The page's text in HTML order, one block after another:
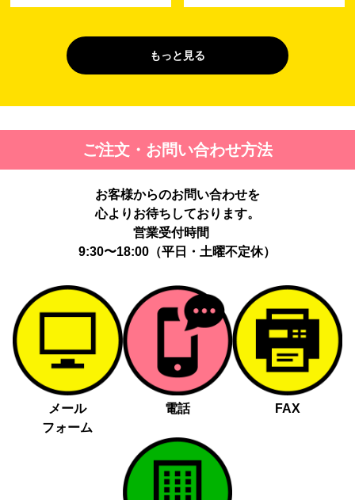
受託業務
（間接取得）
契約した小売店より委託された先への納
４. 個人情報を第三者に提供することが予定される場合の事項
第三者に提供する目的：パーソナライズ広告配信および効果測定・
最適化のため。
提供する個人情報の項目：Cookie 等の識別子、広告 ID、閲覧・行
動履歴、IP、ブラウザ・端末情報、（同意時）メールアドレス等の
提供の手段又は方法：当社ウェブサイトのタグ・SDK・API 等に
よる安全な電送、又は管理コンソールからの連携。
提供先：広告配信事業者（例：Google LLC等）。
個人情報の取り扱いに関する契約：提供先と個人情報取扱い契約
す。
お客様の個人情報は、以下掲げる場合以外に、事前にご本人の同意
無く第三者に提供することはありません。
法令に基づく場合
人の生命、身体又は財産の保護にために必要がある場合であっ
て、本人の同意を得る事が困難であるとき
公衆衛生の向上又は児童の健全な育成の推進のために特に必要
がある場合であって、本人の同意を得る事が困難であるとき
もっと見る
ご注文・お問い合わせ方法
お客様からのお問い合わせを
心よりお待ちしております。
営業受付時間
9:30〜18:00（平日・土曜不定休）
メール
フォーム
電話 FAX